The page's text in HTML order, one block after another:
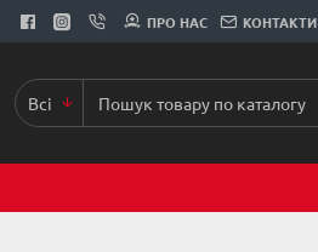
ПРО НАС КОНТАКТИ
Всі